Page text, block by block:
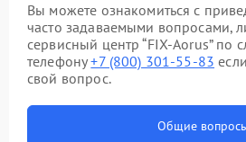
Вы можете ознакомиться с
часто задаваемыми вопросами,
сервисный центр “FIX-Aorus” по
телефону+7 (800) 301-55-83
свой вопрос.
Общие